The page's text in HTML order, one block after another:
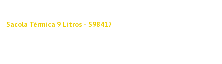
Sacola Térmica 9 Litros - S98417